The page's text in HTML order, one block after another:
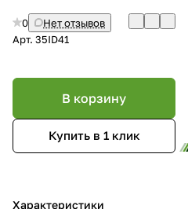
0
Нет отзывов
Арт. 35ID41
В корзину
Купить в 1 клик
Характеристики